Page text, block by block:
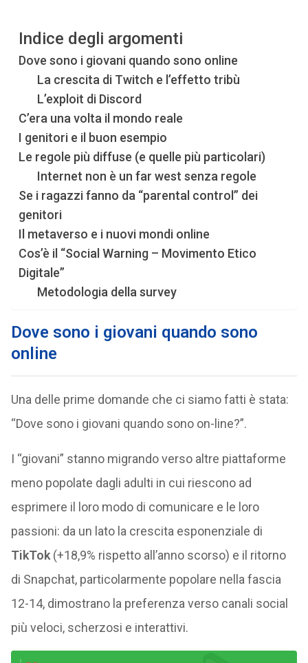
Indice degli argomenti
Dove sono i giovani quando sono online
La crescita di Twitch e l’effetto tribù
L’exploit di Discord
C’era una volta il mondo reale
I genitori e il buon esempio
Le regole più diffuse (e quelle più particolari)
Internet non è un far west senza regole
Se i ragazzi fanno da “parental control” dei
genitori
Il metaverso e i nuovi mondi online
Cos’è il “Social Warning – Movimento Etico
Digitale”
Metodologia della survey
Dove sono i giovani quando sono
online
Una delle prime domande che ci siamo fatti è stata:
“Dove sono i giovani quando sono on-line?”.
I “giovani” stanno migrando verso altre piattaforme
meno popolate dagli adulti in cui riescono ad
esprimere il loro modo di comunicare e le loro
passioni: da un lato la crescita esponenziale di
TikTok(+18,9% rispetto all’anno scorso) e il ritorno
di Snapchat, particolarmente popolare nella fascia
12-14, dimostrano la preferenza verso canali social
più veloci, scherzosi e interattivi.